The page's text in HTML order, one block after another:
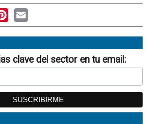
PinterestEmail
clave del sector en tu email: